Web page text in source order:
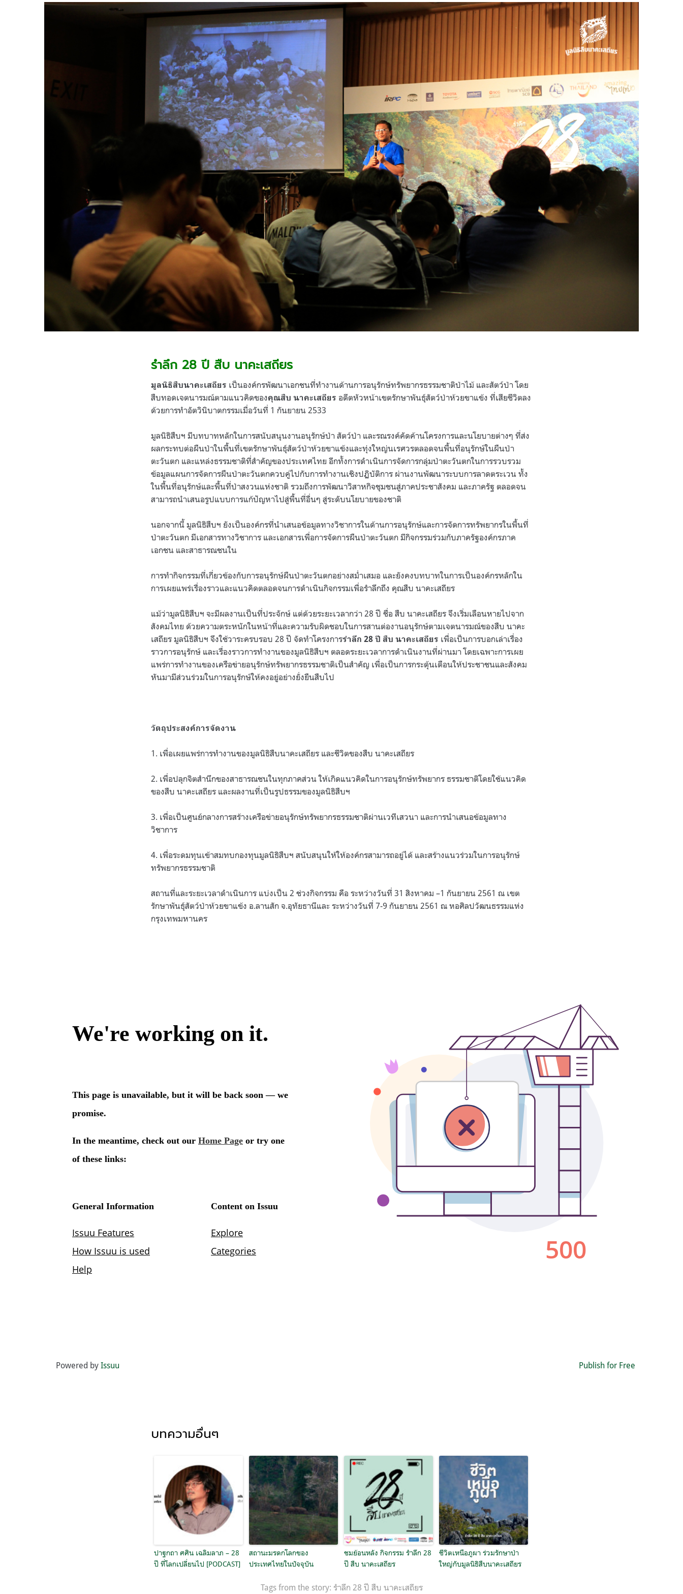
รำลึก 28 ปี สืบ นาคะเสถียร
มูลนิธิสืบนาคะเสถียร เป็นองค์กรพัฒนาเอกชนที่ทำงานด้านการอนุรักษ์ทรัพยากรธรรมชาติป่าไม้ และสัตว์ป่า โดย
สืบทอดเจตนารมณ์ตามแนวคิดของคุณสืบ นาคะเสถียร อดีตหัวหน้าเขตรักษาพันธุ์สัตว์ป่าห้วยขาแข้ง ที่เสียชีวิตลง
ด้วยการทำอัตวินิบาตกรรมเมื่อวันที่ 1 กันยายน 2533
มูลนิธิสืบฯ มีบทบาทหลักในการสนับสนุนงานอนุรักษ์ป่า สัตว์ป่า และรณรงค์คัดค้านโครงการและนโยบายต่างๆ ที่ส่ง
ผลกระทบต่อผืนป่าในพื้นที่เขตรักษาพันธุ์สัตว์ป่าห้วยขาแข้งและทุ่งใหญ่นเรศวรตลอดจนพื้นที่อนุรักษ์ในผืนป่า
ตะวันตก และแหล่งธรรมชาติที่สำคัญของประเทศไทย อีกทั้งการดำเนินการจัดการกลุ่มป่าตะวันตกในการรวบรวม
ข้อมูลแผนการจัดการผืนป่าตะวันตกควบคู่ไปกับการทำงานเชิงปฏิบัติการ ผ่านงานพัฒนาระบบการลาดตระเวน ทั้ง
ในพื้นที่อนุรักษ์และพื้นที่ป่าสงวนแห่งชาติ รวมถึงการพัฒนาวิสาหกิจชุมชนสู่ภาคประชาสังคม และภาครัฐ ตลอดจน
สามารถนำเสนอรูปแบบการแก้ปัญหาไปสู่พื้นที่อื่นๆ สู่ระดับนโยบายของชาติ
นอกจากนี้ มูลนิธิสืบฯ ยังเป็นองค์กรที่นำเสนอข้อมูลทางวิชาการในด้านการอนุรักษ์และการจัดการทรัพยากรในพื้นที่
ป่าตะวันตก มีเอกสารทางวิชาการ และเอกสารเพื่อการจัดการผืนป่าตะวันตก มีกิจกรรมร่วมกับภาครัฐองค์กรภาค
เอกชน และสาธารณชนใน
การทำกิจกรรมที่เกี่ยวข้องกับการอนุรักษ์ผืนป่าตะวันตกอย่างสม่ำเสมอ และยังคงบทบาทในการเป็นองค์กรหลักใน
การเผยแพร่เรื่องราวและแนวคิดตลอดจนการดำเนินกิจกรรมเพื่อรำลึกถึง คุณสืบ นาคะเสถียร
แม้ว่ามูลนิธิสืบฯ จะมีผลงานเป็นที่ประจักษ์ แต่ด้วยระยะเวลากว่า 28 ปี ชื่อ สืบ นาคะเสถียร จึงเริ่มเลือนหายไปจาก
สังคมไทย ด้วยความตระหนักในหน้าที่และความรับผิดชอบในการสานต่องานอนุรักษ์ตามเจตนารมณ์ของสืบ นาคะ
เสถียร มูลนิธิสืบฯ จึงใช้วาระครบรอบ 28 ปี จัดทำโครงการรำลึก 28 ปี สืบ นาคะเสถียร เพื่อเป็นการบอกเล่าเรื่อง
ราวการอนุรักษ์ และเรื่องราวการทำงานของมูลนิธิสืบฯ ตลอดระยะเวลาการดำเนินงานที่ผ่านมา โดยเฉพาะการเผย
แพร่การทำงานของเครือข่ายอนุรักษ์ทรัพยากรธรรมชาติเป็นสำคัญ เพื่อเป็นการกระตุ้นเตือนให้ประชาชนและสังคม
หันมามีส่วนร่วมในการอนุรักษ์ให้คงอยู่อย่างยั่งยืนสืบไป
วัตถุประสงค์การจัดงาน
1. เพื่อเผยแพร่การทำงานของมูลนิธิสืบนาคะเสถียร และชีวิตของสืบ นาคะเสถียร
2. เพื่อปลุกจิตสำนึกของสาธารณชนในทุกภาคส่วน ให้เกิดแนวคิดในการอนุรักษ์ทรัพยากร ธรรมชาติโดยใช้แนวคิด
ของสืบ นาคะเสถียร และผลงานที่เป็นรูปธรรมของมูลนิธิสืบฯ
3. เพื่อเป็นศูนย์กลางการสร้างเครือข่ายอนุรักษ์ทรัพยากรธรรมชาติผ่านเวทีเสวนา และการนำเสนอข้อมูลทาง
วิชาการ
4. เพื่อระดมทุนเข้าสมทบกองทุนมูลนิธิสืบฯ สนับสนุนให้ให้องค์กรสามารถอยู่ได้ และสร้างแนวร่วมในการอนุรักษ์
ทรัพยากรธรรมชาติ
สถานที่และระยะเวลาดำเนินการ แบ่งเป็น 2 ช่วงกิจกรรม คือ ระหว่างวันที่ 31 สิงหาคม –1 กันยายน 2561 ณ เขต
รักษาพันธุ์สัตว์ป่าห้วยขาแข้ง อ.ลานสัก จ.อุทัยธานีและ ระหว่างวันที่ 7-9 กันยายน 2561 ณ หอศิลปวัฒนธรรมแห่ง
กรุงเทพมหานคร
Powered by Issuu Publish for Free
บทความอื่นๆ
ปาฐกถา ศศิน เฉลิมลาภ – 28
ปี ที่โลกเปลี่ยนไป [PODCAST]
สถานะมรดกโลกของ
ประเทศไทยในปัจจุบัน
ชมย้อนหลัง กิจกรรม รำลึก 28
ปี สืบ นาคะเสถียร
ชีวิตเหนือภูผา ร่วมรักษาป่า
ใหญ่กับมูลนิธิสืบนาคะเสถียร
Tags from the story: รำลึก 28 ปี สืบ นาคะเสถียร